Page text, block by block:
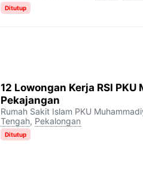
Ditutup
12 Lowongan Kerja RSI
Pekajangan
Rumah Sakit Islam PKU
Tengah, Pekalongan
Ditutup